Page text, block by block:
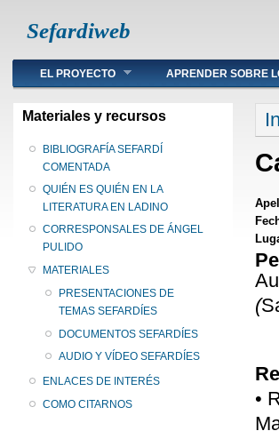
Sefardiweb
Main menu
EL PROYECTO APRENDER SOBRE
Materiales y recursos
BIBLIOGRAFÍA SEFARDÍ
COMENTADA
QUIÉN ES QUIÉN EN LA
LITERATURA EN LADINO
CORRESPONSALES DE ÁNGEL
PULIDO
MATERIALES
PRESENTACIONES DE
TEMAS SEFARDÍES
DOCUMENTOS SEFARDÍES
AUDIO Y VÍDEO SEFARDÍES
ENLACES DE INTERÉS
COMO CITARNOS
(
•